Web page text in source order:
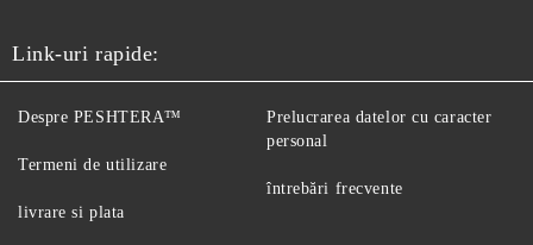
Link-uri rapide:
Despre PESHTERA™
Termeni de utilizare
livrare si plata
Prelucrarea datelor cu caracter
personal
întrebări frecvente